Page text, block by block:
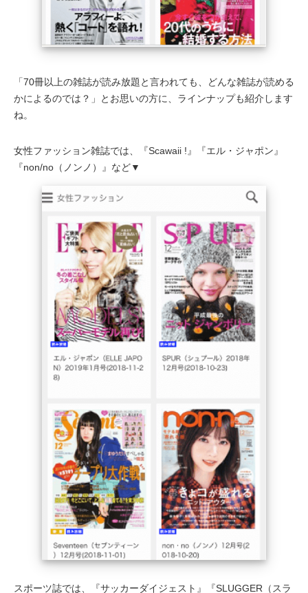
「70冊以上の雑誌が読み放題と言われても、どんな雑誌が読める
かによるのでは？」とお思いの方に、ラインナップも紹介します
ね。
女性ファッション雑誌では、『Scawaii !』『エル・ジャポン』
『non/no（ノンノ）』など▼
スポーツ誌では、『サッカーダイジェスト』『SLUGGER（スラ